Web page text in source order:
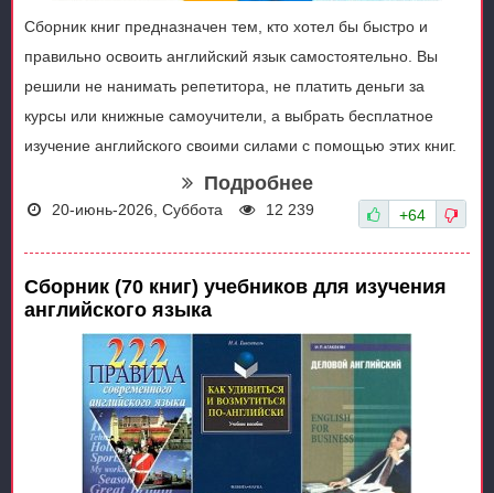
Сборник книг предназначен тем, кто хотел бы быстро и
правильно освоить английский язык самостоятельно. Вы
решили не нанимать репетитора, не платить деньги за
курсы или книжные самоучители, а выбрать бесплатное
изучение английского своими силами с помощью этих книг.
Подробнее
20-июнь-2026, Суббота 12 239 +64
Сборник (70 книг) учебников для изучения
английского языка